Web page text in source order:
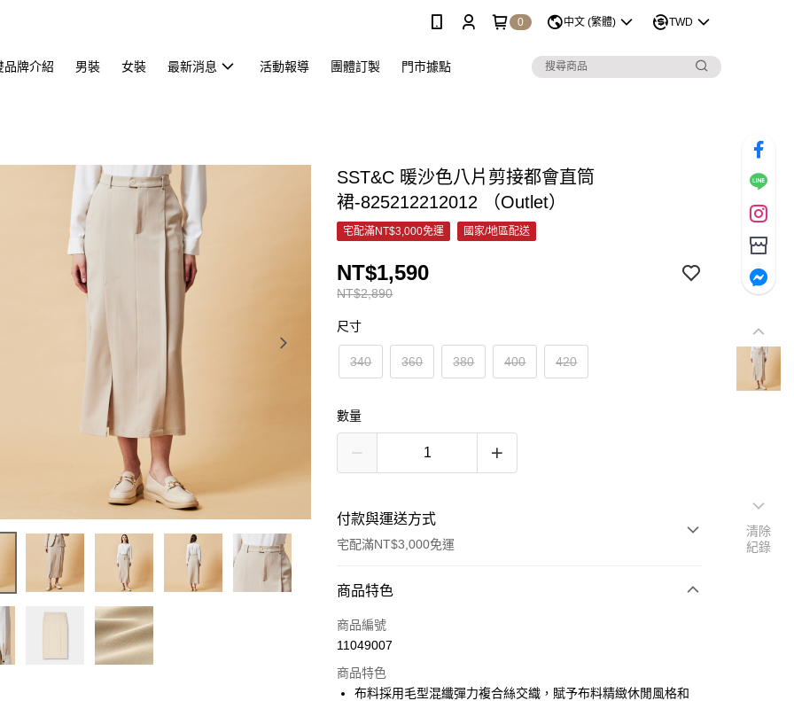
0 中文 (繁體) TWD
品牌介紹 男裝 女裝 最新消息 活動報導 團體訂製 門市據點
SST&C 暖沙色八片剪接都會直筒
裙-825212212012 （Outlet）
宅配滿NT$3,000免運 國家/地區配送
NT$2,890
NT$1,590
尺寸
340 360 380 400 420
數量
付款與運送方式
宅配滿NT$3,000免運
付款方式
信用卡一次付款
3 期 0 利率 每期 NT$530 21家銀行
商品特色
商品編號
11049007
商品特色
布料採用毛型混纖彈力複合絲交織，賦予布料精緻休閒風格和
清除
紀錄